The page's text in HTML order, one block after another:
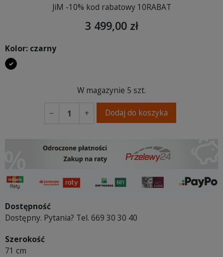
JiM -10% kod rabatowy 10RABAT
3 499,00 zł
Kolor: czarny
czarny
W magazynie 5 szt.
− + Dodaj do koszyka
Dostępność
Dostępny. Pytania? Tel. 669 30 30 40
Szerokość
71 cm